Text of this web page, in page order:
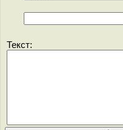
Текст: